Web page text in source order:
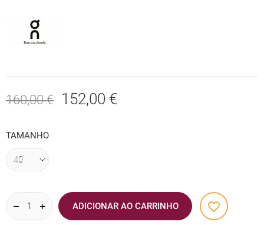
160,00 € 152,00 €
TAMANHO
ADICIONAR AO CARRINHO favorite_border